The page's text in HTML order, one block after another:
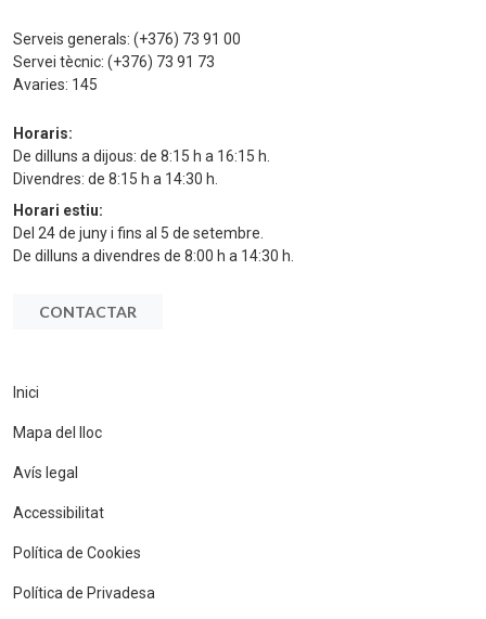
Serveis generals: (+376) 73 91 00
Servei tècnic: (+376) 73 91 73
Avaries: 145
Horaris:
De dilluns a dijous: de 8:15 h a 16:15 h.
Divendres: de 8:15 h a 14:30 h.
Horari estiu:
Del 24 de juny i fins al 5 de setembre.
De dilluns a divendres de 8:00 h a 14:30 h.
CONTACTAR
Inici
Mapa del lloc
Avís legal
Accessibilitat
Política de Cookies
Política de Privadesa